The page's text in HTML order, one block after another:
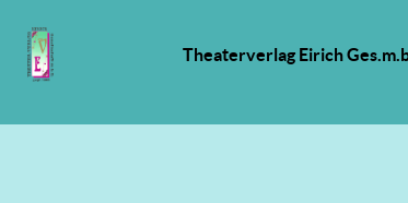
Theaterverlag Eirich